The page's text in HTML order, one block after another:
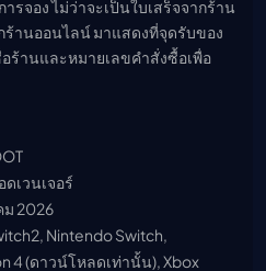
รจอง ไม่ว่าจะเป็นใบเสร็จจากร้าน
านออนไลน์ มาแสดงที่จุดรับของ
ร้านและหมายเลขคำสั่งซื้อเพื่อ
เวนเจอร์
ม 2026
Nintendo Switch,
4 (ดาวน์โหลดเท่านั้น), Xbox